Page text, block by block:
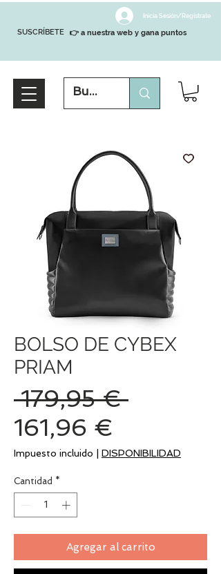
SUSCRÍBETE
Inicia Sesión/Regístrate
👉 a nuestra web y gana puntos
BOLSO DE CYBEX
PRIAM
179,95 € Precio
161,96 €
de
Impuesto incluido DISPONIBILIDAD
Cantidad *
Agregar al carrito